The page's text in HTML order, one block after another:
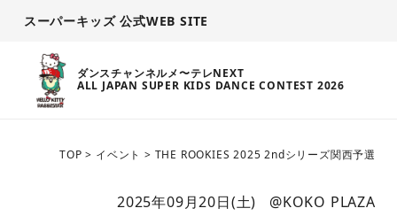
スーパーキッズ 公式WEB SITE
ダンスチャンネルメ〜テレNEXT
ALL JAPAN SUPER KIDS DANCE CONTEST 2026
TOP > イベント > THE ROOKIES 2025 2ndシリーズ関西予選
2025年09月20日(土) @KOKO PLAZA